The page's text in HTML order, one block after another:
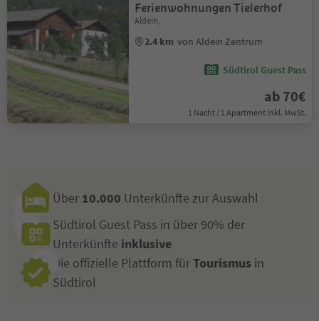
Ferienwohnungen Tielerhof
Aldein,
2.4 km von Aldein Zentrum
Südtirol Guest Pass
ab 70€
1 Nacht / 1 Apartment Inkl. MwSt.
Über 10.000 Unterkünfte zur Auswahl
Südtirol Guest Pass in über 90% der
Unterkünfte inklusive
Die offizielle Plattform fürTourismus in
Südtirol